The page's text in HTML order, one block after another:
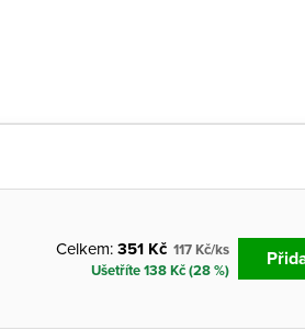
Celkem:351 Kč 117 Kč/ks
Ušetříte 138 Kč (28 %)